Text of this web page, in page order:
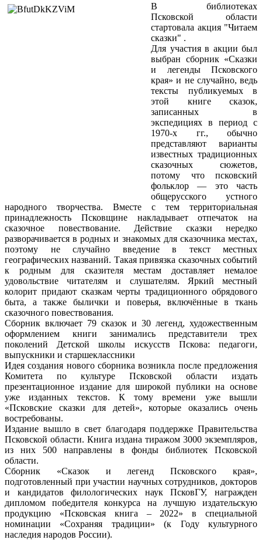
В библиотеках
Псковской области
стартовала акция "Читаем
сказки" .
Для участия в акции был
выбран сборник «Сказки
и легенды Псковского
края» и не случайно, ведь
тексты публикуемых в
этой книге сказок,
записанных в
экспедициях в период с
1970-х гг., обычно
представляют варианты
известных традиционных
сказочных сюжетов,
потому что псковский
фольклор — это часть
общерусского устного
народного творчества. Вместе с тем территориальная
принадлежность Псковщине накладывает отпечаток на
сказочное повествование. Действие сказки нередко
разворачивается в родных и знакомых для сказочника местах,
поэтому не случайно введение в текст местных
географических названий. Такая привязка сказочных событий
к родным для сказителя местам доставляет немалое
удовольствие читателям и слушателям. Яркий местный
колорит придают сказкам черты традиционного обрядового
быта, а также былички и поверья, включённые в ткань
сказочного повествования.
Сборник включает 79 сказок и 30 легенд, художественным
оформлением книги занимались представители трех
поколений Детской школы искусств Пскова: педагоги,
выпускники и старшеклассники
Идея создания нового сборника возникла после предложения
Комитета по культуре Псковской области издать
презентационное издание для широкой публики на основе
уже изданных текстов. К тому времени уже вышли
«Псковские сказки для детей», которые оказались очень
востребованы.
Издание вышло в свет благодаря поддержке Правительства
Псковской области. Книга издана тиражом 3000 экземпляров,
из них 500 направлены в фонды библиотек Псковской
области.
Сборник «Сказок и легенд Псковского края»,
подготовленный при участии научных сотрудников, докторов
и кандидатов филологических наук ПсковГУ, награжден
дипломом победителя конкурса на лучшую издательскую
продукцию «Псковская книга – 2022» в специальной
номинации «Сохраняя традиции» (к Году культурного
наследия народов России).